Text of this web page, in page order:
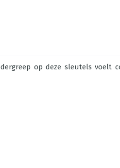
op deze sleutels voelt